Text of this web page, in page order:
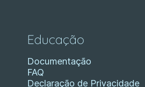
Educação
Documentação
FAQ
Declaração de Privacidade